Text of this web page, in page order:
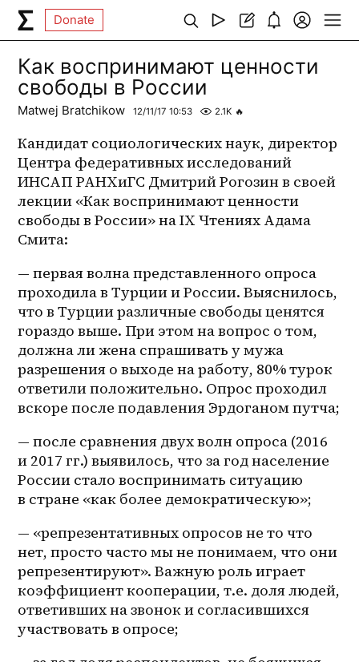
Donate
Как воспринимают ценности
свободы в России
Matwej Bratchikow 12/11/17 10:53 2.1K 🔥
Кандидат социологических наук, директор
Центра федеративных исследований
ИНСАП РАНХиГС Дмитрий Рогозин в своей
лекции «Как воспринимают ценности
свободы в России» на IX Чтениях Адама
Смита:
— первая волна представленного опроса
проходила в Турции и России. Выяснилось,
что в Турции различные свободы ценятся
гораздо выше. При этом на вопрос о том,
должна ли жена спрашивать у мужа
разрешения о выходе на работу, 80% турок
ответили положительно. Опрос проходил
вскоре после подавления Эрдоганом путча;
— после сравнения двух волн опроса (2016
и 2017 гг.) выявилось, что за год население
России стало воспринимать ситуацию
в стране «как более демократическую»;
— «репрезентативных опросов не то что
нет, просто часто мы не понимаем, что они
репрезентируют». Важную роль играет
коэффициент кооперации, т.е. доля людей,
ответивших на звонок и согласившихся
участвовать в опросе;